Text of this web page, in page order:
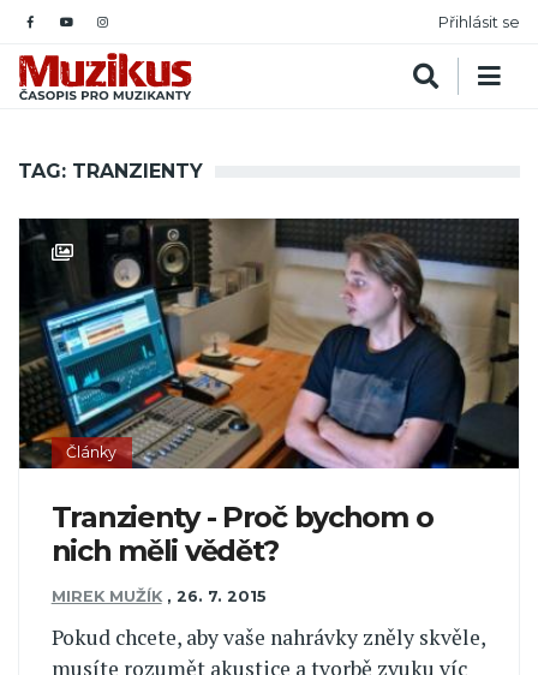
Přihlásit se
TAG: TRANZIENTY
Články
Tranzienty - Proč bychom o
nich měli vědět?
MIREK MUŽÍK , 26. 7. 2015
Pokud chcete, aby vaše nahrávky zněly skvěle,
musíte rozumět akustice a tvorbě zvuku víc